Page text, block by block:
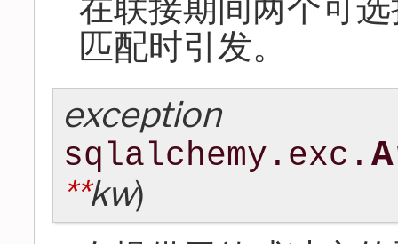
匹配时引发。
exception
sqlalchemy.exc.
**kw)